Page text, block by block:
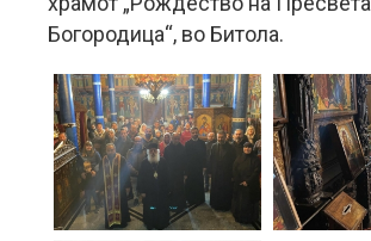
Богородица“, во Битола.